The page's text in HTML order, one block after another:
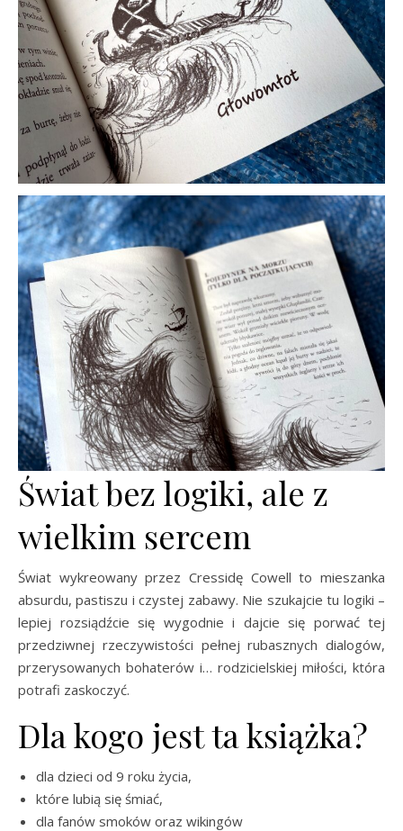
Świat bez logiki, ale z
wielkim sercem
Świat wykreowany przez Cressidę Cowell to mieszanka
absurdu, pastiszu i czystej zabawy. Nie szukajcie tu logiki –
lepiej rozsiądźcie się wygodnie i dajcie się porwać tej
przedziwnej rzeczywistości pełnej rubasznych dialogów,
przerysowanych bohaterów i… rodzicielskiej miłości, która
potrafi zaskoczyć.
Dla kogo jest ta książka?
dla dzieci od 9 roku życia,
które lubią się śmiać,
dla fanów smoków oraz wikingów